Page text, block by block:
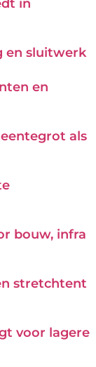
in
en sluitwerk
en
als
bouw, infra
stretchtent
voor lagere